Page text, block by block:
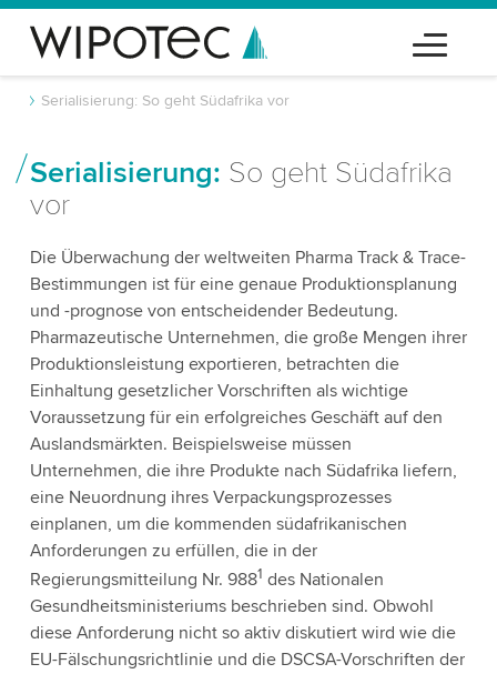
Serialisierung: So geht Südafrika vor
Serialisierung: So geht Südafrika
vor
Die Überwachung der weltweiten Pharma Track & Trace-
Bestimmungen ist für eine genaue Produktionsplanung
und -prognose von entscheidender Bedeutung.
Pharmazeutische Unternehmen, die große Mengen ihrer
Produktionsleistung exportieren, betrachten die
Einhaltung gesetzlicher Vorschriften als wichtige
Voraussetzung für ein erfolgreiches Geschäft auf den
Auslandsmärkten. Beispielsweise müssen
Unternehmen, die ihre Produkte nach Südafrika liefern,
eine Neuordnung ihres Verpackungsprozesses
einplanen, um die kommenden südafrikanischen
Anforderungen zu erfüllen, die in der
Regierungsmitteilung Nr. 9881 des Nationalen
Gesundheitsministeriums beschrieben sind. Obwohl
diese Anforderung nicht so aktiv diskutiert wird wie die
EU-Fälschungsrichtlinie und die DSCSA-Vorschriften der